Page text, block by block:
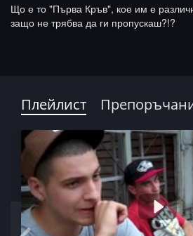
Що е то "Първа Кръв", кое им е
защо не трябва да ги пропускаш?!?
Плейлист